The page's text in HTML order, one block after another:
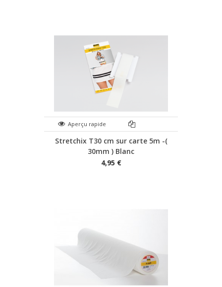
Aperçu rapide
Stretchix T30 cm sur carte 5m -(
30mm ) Blanc
4,95 €